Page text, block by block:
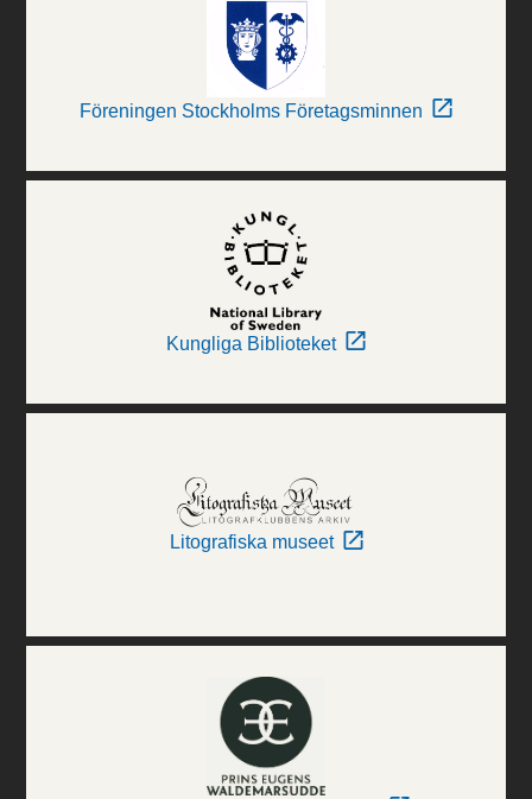
Föreningen Stockholms Företagsminnen
Kungliga Biblioteket
Litografiska museet